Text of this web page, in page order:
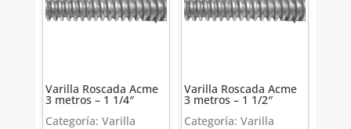
Varilla Roscada Acme
3 metros – 1 1/4″
Categoría: Varilla
Varilla Roscada Acme
3 metros – 1 1/2″
Categoría: Varilla